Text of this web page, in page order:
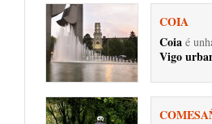
COIA
Coia é
Vigo